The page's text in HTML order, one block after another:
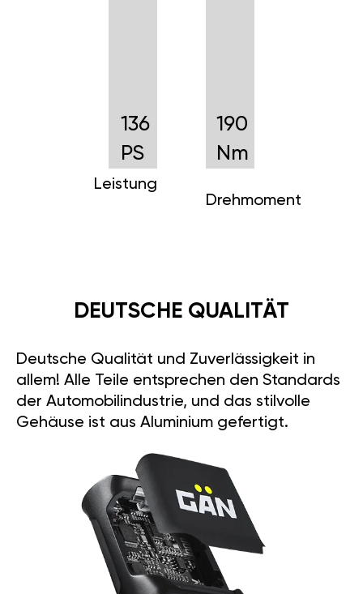
136
PS
Leistung
190
Nm
Drehmoment
DEUTSCHE QUALITÄT
Deutsche Qualität und Zuverlässigkeit in
allem! Alle Teile entsprechen den Standards
der Automobilindustrie, und das stilvolle
Gehäuse ist aus Aluminium gefertigt.